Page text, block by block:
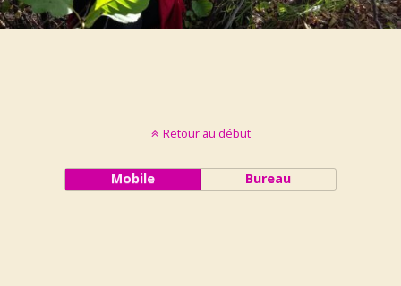
Retour au début
Mobile Bureau